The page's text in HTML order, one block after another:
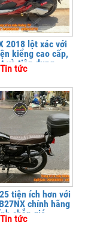
2018 lột xác với
kiểng cao cấp,
và tiện dụng
Tin tức
tiện ích hơn với
chính hãng
chắn gió
Tin tức